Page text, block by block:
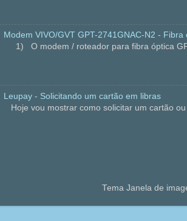
Modem VIVO/GVT GPT-2741GNAC-N2 - Fibra
1) O modem / roteador para fibra óptica
Leupay - Solicitando um cartão em libras
Hoje vou mostrar como solicitar um cartão
Tema Janela de